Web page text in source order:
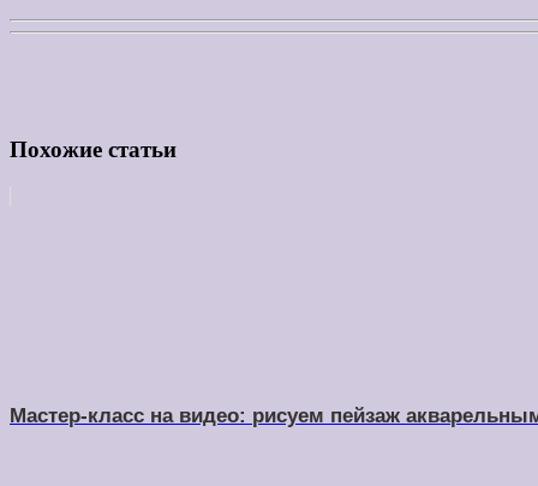
Похожие статьи
Мастер-класс на видео: рисуем пейзаж